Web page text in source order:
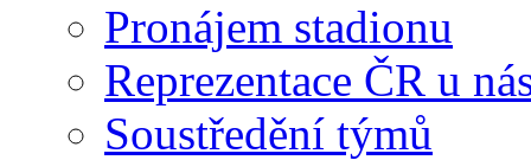
Pronájem stadionu
Reprezentace ČR u
Soustředění týmů